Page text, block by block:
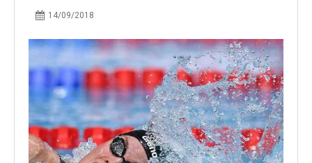
14/09/2018